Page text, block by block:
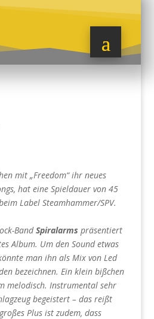
mit „Freedom“ ihr neues
hat eine Spieldauer von 45
Label Steamhammer/SPV.
BandSpiralarms präsentiert
Album. Um den Sound etwas
man ihn als Mix von Led
bezeichnen. Ein klein bißchen
melodisch. Instrumental sehr
begeistert – das reißt
Plus ist zudem, dass